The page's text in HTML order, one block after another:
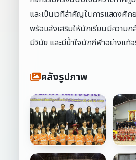
และเป็นเวทีสำคัญในการแสดงศัก
พร้อมส่งเสริมให้นักเรียนมีความก
มีวินัย และมีน้ำใจนักกีฬาอย่างแท้
คลังรูปภาพ